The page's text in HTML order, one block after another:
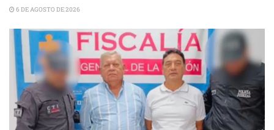
6 DE AGOSTO DE 2026